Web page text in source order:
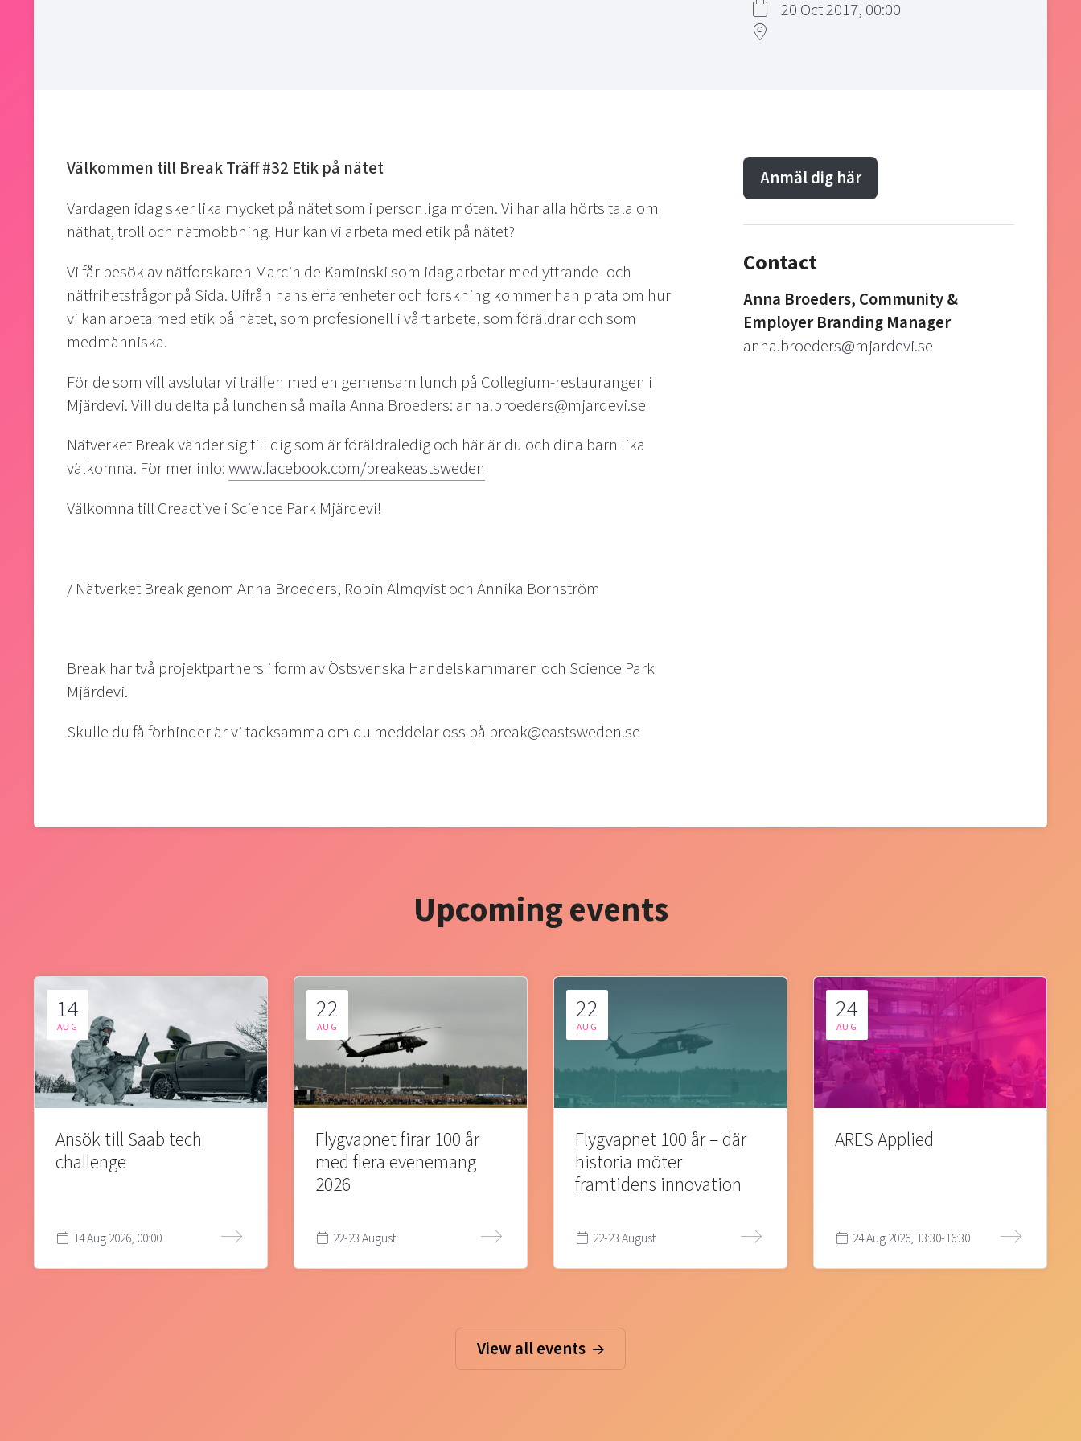
20 Oct 2017, 00:00
Välkommen till Break Träff #32 Etik på nätet
Vardagen idag sker lika mycket på nätet som i personliga möten. Vi har alla hörts tala om
näthat, troll och nätmobbning. Hur kan vi arbeta med etik på nätet?
Vi får besök av nätforskaren Marcin de Kaminski som idag arbetar med yttrande- och
nätfrihetsfrågor på Sida. Uifrån hans erfarenheter och forskning kommer han prata om hur
vi kan arbeta med etik på nätet, som profesionell i vårt arbete, som föräldrar och som
medmänniska.
För de som vill avslutar vi träffen med en gemensam lunch på Collegium-restaurangen i
Mjärdevi. Vill du delta på lunchen så maila Anna Broeders: anna.broeders@mjardevi.se
Nätverket Break vänder sig till dig som är föräldraledig och här är du och dina barn lika
välkomna. För mer info:www.facebook.com/breakeastsweden
Välkomna till Creactive i Science Park Mjärdevi!
/ Nätverket Break genom Anna Broeders, Robin Almqvist och Annika Bornström
Break har två projektpartners i form av Östsvenska Handelskammaren och Science Park
Mjärdevi.
Skulle du få förhinder är vi tacksamma om du meddelar oss på break@eastsweden.se
Anmäl dig här
Contact
Anna Broeders, Community &
Employer Branding Manager
anna.broeders@mjardevi.se
Upcoming events
14
AUG
Ansök till Saab tech
challenge
14 Aug 2026, 00:00
22
AUG
Flygvapnet firar 100 år
med flera evenemang
2026
22-23 August
22
AUG
Flygvapnet 100 år – där
historia möter
framtidens innovation
22-23 August
24
AUG
ARES Applied
24 Aug 2026, 13:30-16:30
View all events